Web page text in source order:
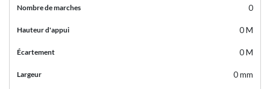
Nombre de marches 0
Hauteur d'appui 0 M
Écartement 0 M
Largeur 0 mm